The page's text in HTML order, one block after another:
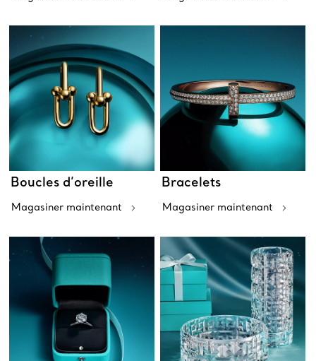
Boucles d’oreille
Magasiner maintenant
Bracelets
Magasiner maintenant